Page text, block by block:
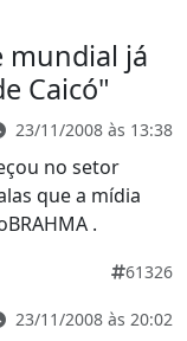
mundial já
Caicó"
23/11/2008 às 13:38
no setor
que a mídia
.
61326
23/11/2008 às 20:02